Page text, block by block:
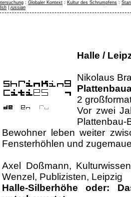
Halle /
Nikolaus
2
Vor zwei
Bewohner leben weiter
Fensterhöhlen und
Axel Doßmann,
Wenzel, Publizisten, Leipzig
Halle-Silberhöhe oder:
: Globaler Kontext : Kultur des Schrumpfens :
russian